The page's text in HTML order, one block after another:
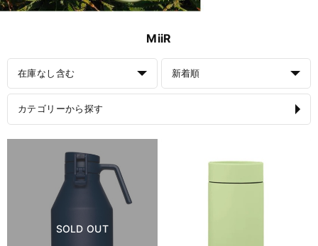
MiiR
在庫なし含む 新着順
カテゴリーから探す
SOLD OUT